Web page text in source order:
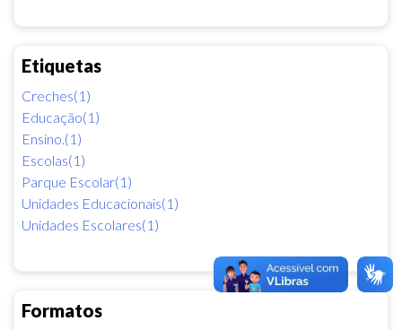
Etiquetas
Creches(1)
Educação(1)
Ensino.(1)
Escolas(1)
Parque Escolar(1)
Unidades Educacionais(1)
Unidades Escolares(1)
Formatos